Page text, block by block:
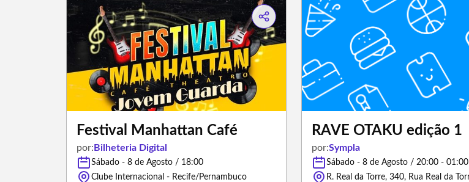
Festival Manhattan Café
por: Bilheteria Digital
Sábado - 8 de Agosto / 18:00
Clube Internacional - Recife/Pernambuco
RAVE OTAKU edição 1
por:Sympla
Sábado - 8 de Agosto / 20:00 - 01:00